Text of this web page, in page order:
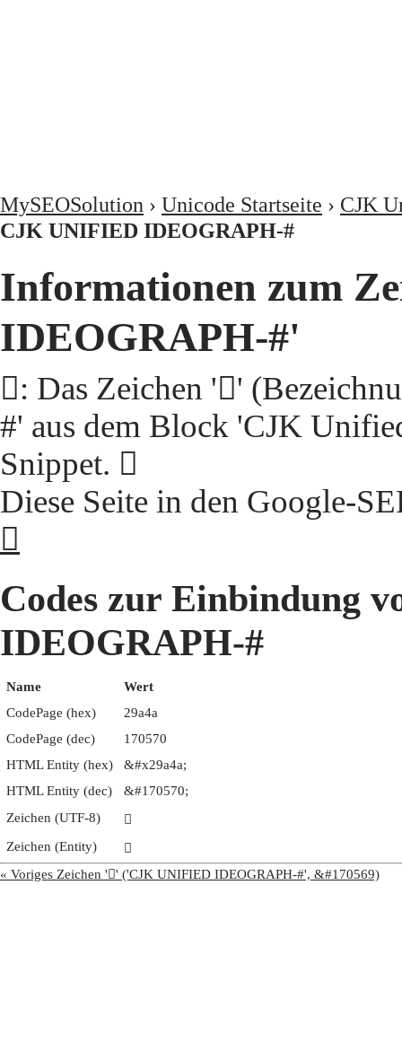
MySEOSolution › Unicode Startseite › CJK
CJK UNIFIED IDEOGRAPH-#
Informationen zum
IDEOGRAPH-#'
𩩊: Das Zeichen '𩩊'
#' aus dem Block 'CJK
Snippet. 𩩊
Diese Seite in den Google-
𩩊
Codes zur Einbindung
IDEOGRAPH-#
Name
Wert
CodePage (hex)
29a4a
CodePage (dec)
170570
HTML Entity (hex)
&#x29a4a;
HTML Entity (dec)
&#170570;
Zeichen (UTF-8)
𩩊
Zeichen (Entity)
𩩊
« Voriges Zeichen '𩩉' ('CJK UNIFIED IDEOGRAPH-#', &#170569)